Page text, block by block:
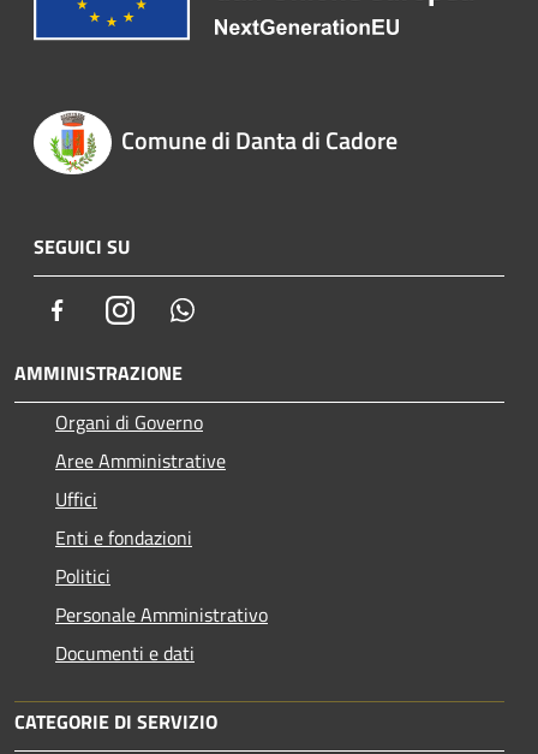
Comune di Danta di Cadore
SEGUICI SU
FacebookInstagram
AMMINISTRAZIONE
Organi di Governo
Aree Amministrative
Uffici
Enti e fondazioni
Politici
Personale Amministrativo
Documenti e dati
CATEGORIE DI SERVIZIO